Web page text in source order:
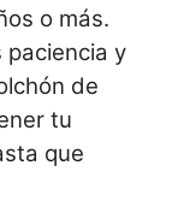
o más.
paciencia y
de
tu
que